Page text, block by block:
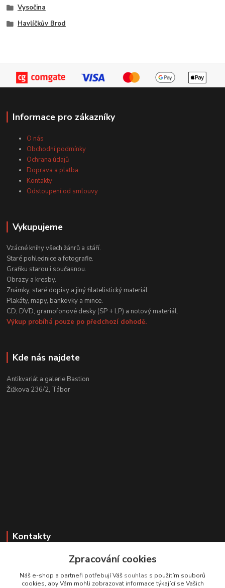
Vysočina
Havlíčkův Brod
Informace pro zákazníky
O nás
Obchodní podmínky
Ochrana údajů
Doprava a platba
Kontakty
Odstoupení od smlouvy
Vykupujeme
Vzácné knihy všech žánrů a stáří.
Staré pohlednice a fotografie.
Grafiku starou i současnou.
Obrazy a kresby.
Známky, staré dopisy a jiný filatelistický materiál.
Plakáty, mapy, bankovky a mince.
CD, DVD, gramofonové desky (SP + LP) a notový materiál.
Výkup probíhá pouze po předchozí dohodě.
Kde nás najdete
Antikvariát a galerie Bastion
Žižkova 236/2, Tábor
Kontakty
Zákaznická podpora
+420 608 331 344
(Po-Pá, 11-17 hod.; So, 9-12 hod.)
Zpracování cookies
Náš e-shop a partneři potřebují Váš souhlas s použitím souborů
cookies, aby Vám mohli zobrazovat informace týkající se Vašich